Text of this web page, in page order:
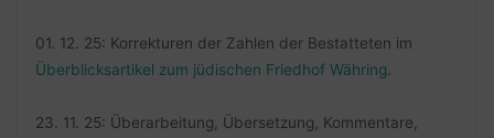
01. 12. 25: Korrekturen der Zahlen der Bestatteten im
Überblicksartikel zum jüdischen Friedhof Währing
23. 11. 25: Überarbeitung, Übersetzung, Kommentare,